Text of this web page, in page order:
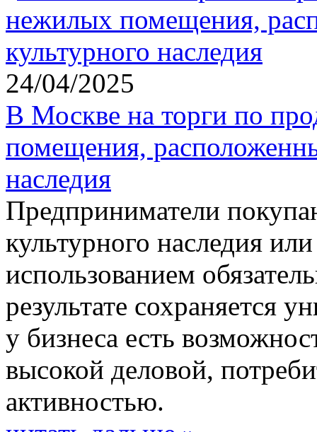
24/04/2025
В Москве на торги по
помещения,
наследия
Предприниматели
культурного наследия
использованием
результате сохраняется
у бизнеса есть
высокой деловой,
активностью.